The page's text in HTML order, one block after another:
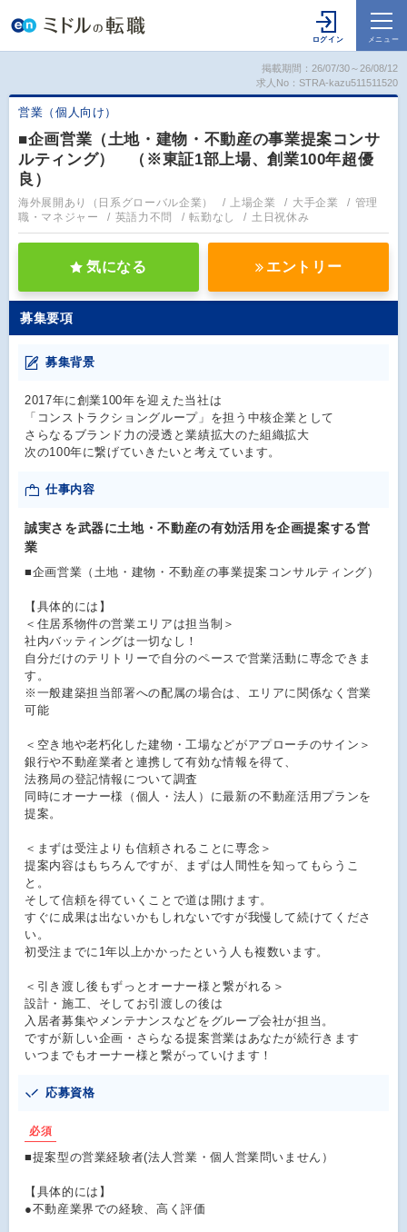
掲載期間：26/07/30～26/08/12
求人No：STRA-kazu511511520
営業（個人向け）
■企画営業（土地・建物・不動産の事業提案コンサ
ルティング） （※東証1部上場、創業100年超優
良）
海外展開あり（日系グローバル企業） 上場企業 大手企業
管理
職・マネジャー
英語力不問 転勤なし 土日祝休み
気になる エントリー
募集要項
募集背景
2017年に創業100年を迎えた当社は
「コンストラクショングループ」を担う中核企業として
さらなるブランド力の浸透と業績拡大のた組織拡大
次の100年に繋げていきたいと考えています。
仕事内容
誠実さを武器に土地・不動産の有効活用を企画提案する営
業
■企画営業（土地・建物・不動産の事業提案コンサルティング）
【具体的には】
＜住居系物件の営業エリアは担当制＞
社内バッティングは一切なし！
自分だけのテリトリーで自分のペースで営業活動に専念できま
す。
※一般建築担当部署への配属の場合は、エリアに関係なく営業
可能
＜空き地や老朽化した建物・工場などがアプローチのサイン＞
銀行や不動産業者と連携して有効な情報を得て、
法務局の登記情報について調査
同時にオーナー様（個人・法人）に最新の不動産活用プランを
提案。
＜まずは受注よりも信頼されることに専念＞
提案内容はもちろんですが、まずは人間性を知ってもらうこ
と。
そして信頼を得ていくことで道は開けます。
すぐに成果は出ないかもしれないですが我慢して続けてくださ
い。
初受注までに1年以上かかったという人も複数います。
＜引き渡し後もずっとオーナー様と繋がれる＞
設計・施工、そしてお引渡しの後は
入居者募集やメンテナンスなどをグループ会社が担当。
ですが新しい企画・さらなる提案営業はあなたが続行きます
いつまでもオーナー様と繋がっていけます！
応募資格
必須
■提案型の営業経験者(法人営業・個人営業問いません）
【具体的には】
●不動産業界での経験、高く評価